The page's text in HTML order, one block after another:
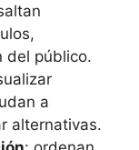
del público.
a
alternativas.